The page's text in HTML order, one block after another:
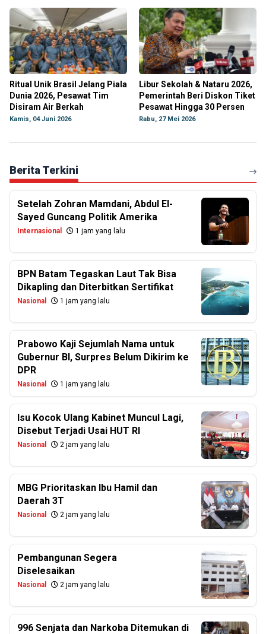
Ritual Unik Brasil Jelang Piala
Dunia 2026, Pesawat Tim
Disiram Air Berkah
Kamis, 04 Juni 2026
Libur Sekolah & Nataru 2026,
Pemerintah Beri Diskon Tiket
Pesawat Hingga 30 Persen
Rabu, 27 Mei 2026
Berita Terkini
Setelah Zohran Mamdani, Abdul El-
Sayed Guncang Politik Amerika
Internasional 1 jam yang lalu
BPN Batam Tegaskan Laut Tak Bisa
Dikapling dan Diterbitkan Sertifikat
Nasional 1 jam yang lalu
Prabowo Kaji Sejumlah Nama untuk
Gubernur BI, Surpres Belum Dikirim ke
DPR
Nasional 1 jam yang lalu
Isu Kocok Ulang Kabinet Muncul Lagi,
Disebut Terjadi Usai HUT RI
Nasional 2 jam yang lalu
MBG Prioritaskan Ibu Hamil dan
Daerah 3T
Nasional 2 jam yang lalu
Pembangunan Segera
Diselesaikan
Nasional 2 jam yang lalu
996 Senjata dan Narkoba Ditemukan di